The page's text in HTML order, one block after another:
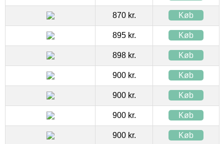
870 kr. Køb
895 kr. Køb
898 kr. Køb
900 kr. Køb
900 kr. Køb
900 kr. Køb
900 kr. Køb